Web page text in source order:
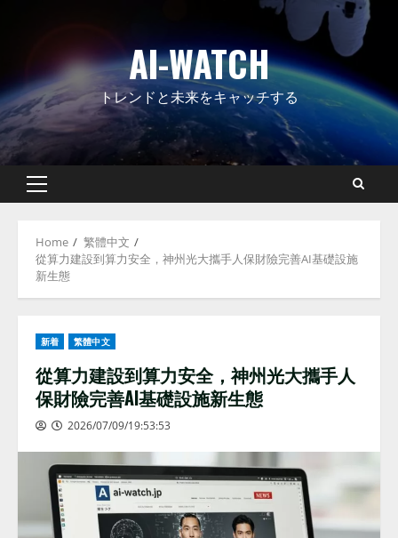
AI-WATCH
トレンドと未来をキャッチする
Primary
Home
繁體中文
從算力建設到算力安全，神州光大攜手人保財險完善AI基礎設施
新生態
新着 繁體中文
從算力建設到算力安全，神州光大攜手人
保財險完善AI基礎設施新生態
2026/07/09/19:53:53